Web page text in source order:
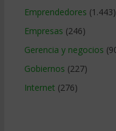
Emprendedores (1.443)
Empresas (246)
Gerencia y negocios
Gobiernos (227)
Internet (276)